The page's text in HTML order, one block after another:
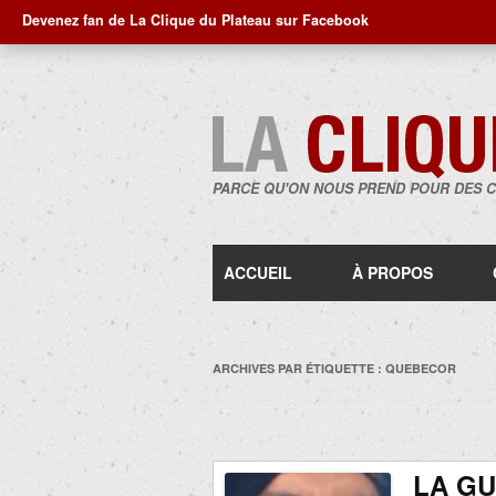
Devenez fan de La Clique du Plateau sur Facebook
PARCE QU'ON NOUS PREND POUR DES
ACCUEIL À PROPOS
ARCHIVES PAR ÉTIQUETTE : QUEBECOR
LA